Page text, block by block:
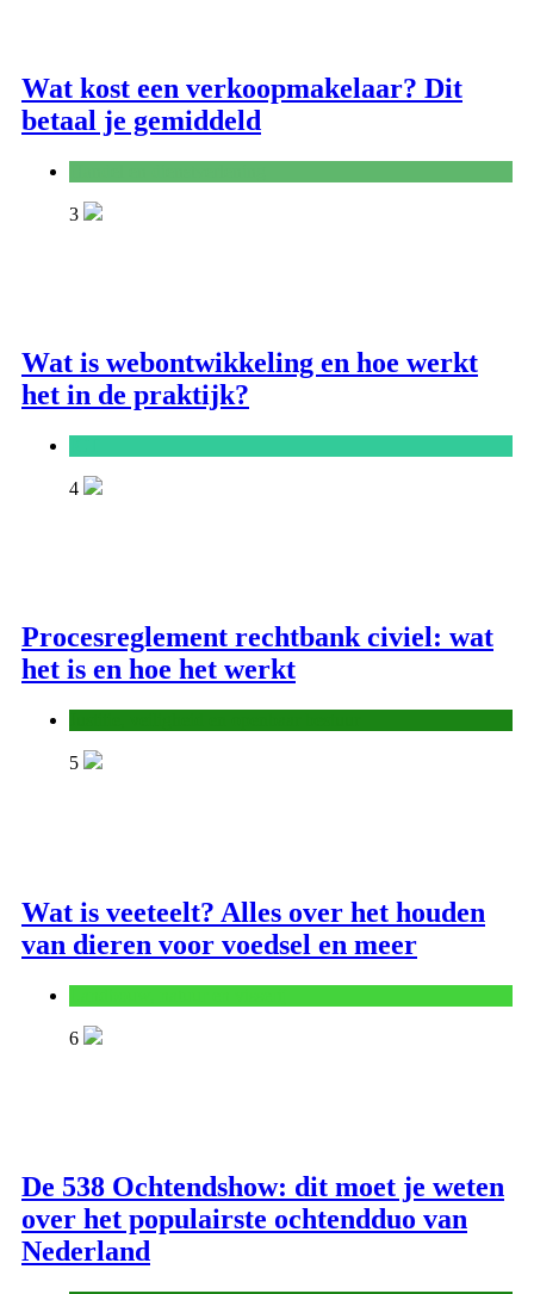
Wat kost een verkoopmakelaar? Dit
betaal je gemiddeld
3
Wat is webontwikkeling en hoe werkt
het in de praktijk?
4
Procesreglement rechtbank civiel: wat
het is en hoe het werkt
5
Wat is veeteelt? Alles over het houden
van dieren voor voedsel en meer
6
De 538 Ochtendshow: dit moet je weten
over het populairste ochtendduo van
Nederland